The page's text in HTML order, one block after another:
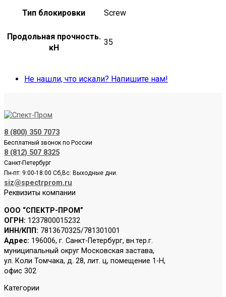
Тип блокировки Screw
Продольная прочность.
кН
35
Не нашли, что искали? Напишите нам!
8 (800) 350 7073
Бесплатный звонок по России
8 (812) 507 8325
Санкт-Петербург
Пн-пт: 9:00-18:00 Сб,Вс: Выходные дни.
siz@spectrprom.ru
Реквизиты компании
ООО “СПЕКТР-ПРОМ”
ОГРН: 1237800015232
ИНН/КПП: 7813670325/781301001
Адрес: 196006, г. Санкт-Петербург, вн.тер.г.
муниципальный округ Московская застава,
ул. Коли Томчака, д. 28, лит. ц, помещение 1-Н,
офис 302
Категории